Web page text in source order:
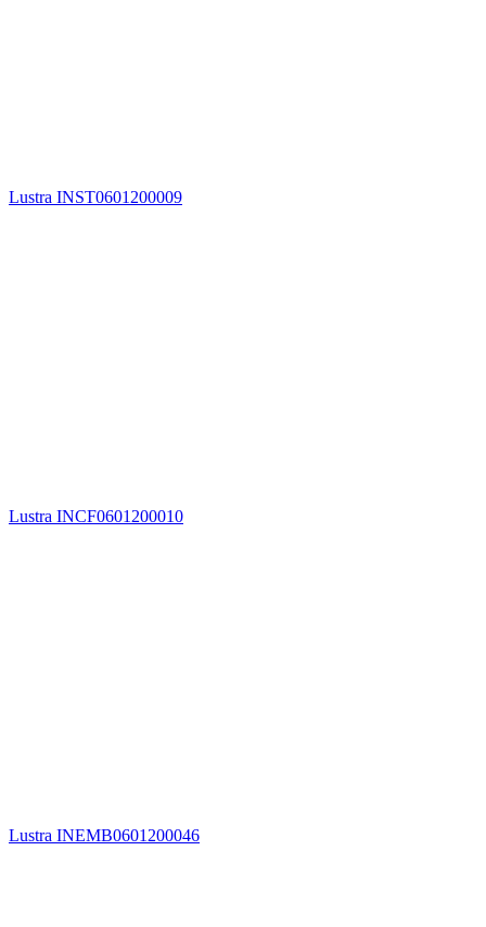
Lustra INST0601200009
Lustra INCF0601200010
Lustra INEMB0601200046